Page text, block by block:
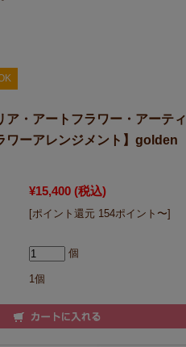
ア・アートフラワー・アーティ
ワーアレンジメント】golden
¥15,400 (税込)
[ポイント還元 154ポイント〜]
個
1個